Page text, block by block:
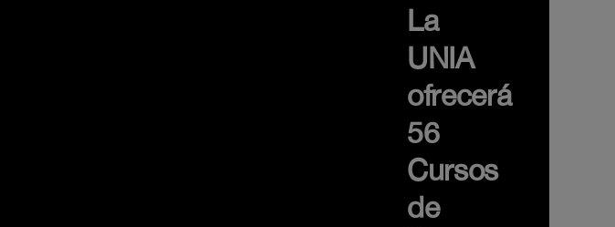
La
UNIA
ofrecerá
56
Cursos
de